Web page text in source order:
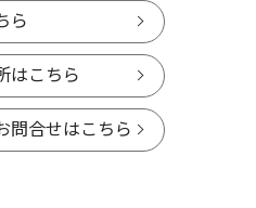
ら
はこちら
問合せはこちら